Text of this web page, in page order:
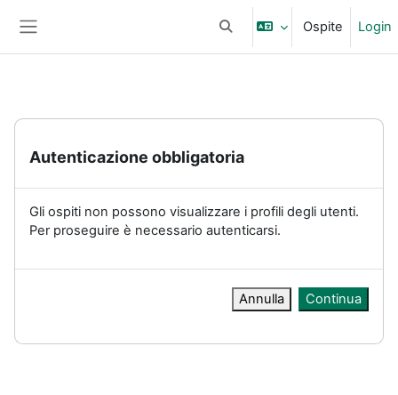
Attiva/disattiva input di
Ospite Login
Autenticazione obbligatoria
Gli ospiti non possono visualizzare i profili degli utenti.
Per proseguire è necessario autenticarsi.
Annulla Continua